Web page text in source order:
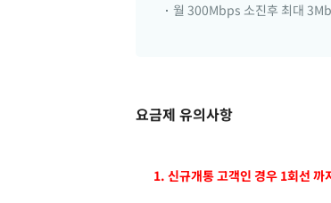
월 300Mbps 소진후 최대
요금제 유의사항
1. 신규개통 고객인 경우 1회선